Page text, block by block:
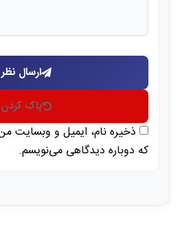
ارسال نظر
پاک کردن
ذخیره نام، ایمیل و وبسایت
که دوباره دیدگاهی می‌نویسم.